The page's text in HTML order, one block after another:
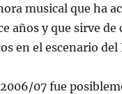
musical que ha
años y que sirve
en el escenario del
07 fue